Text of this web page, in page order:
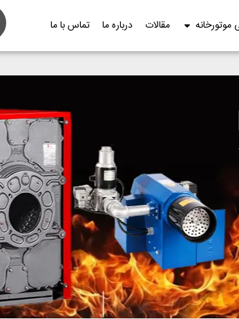
موتورخانه مقالات درباره ما تماس با ما